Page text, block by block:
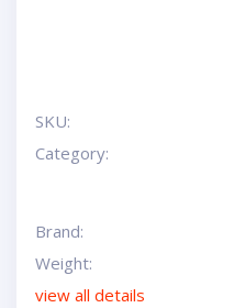
SKU:
Category:
Brand:
Weight:
view all details